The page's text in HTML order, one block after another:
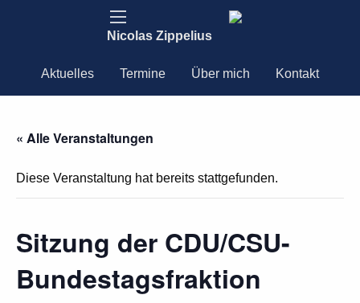
Nicolas Zippelius
Aktuelles Termine Über mich Kontakt
« Alle Veranstaltungen
Diese Veranstaltung hat bereits stattgefunden.
Sitzung der CDU/CSU-
Bundestagsfraktion